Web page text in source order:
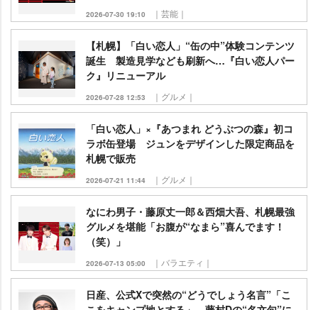
2026-07-30 19:10 ｜芸能｜
【札幌】「白い恋人」“缶の中”体験コンテンツ
誕生 製造見学なども刷新へ…『白い恋人パー
ク』リニューアル
2026-07-28 12:53 ｜グルメ｜
「白い恋人」×『あつまれ どうぶつの森』初コ
ラボ缶登場 ジュンをデザインした限定商品を
札幌で販売
2026-07-21 11:44 ｜グルメ｜
なにわ男子・藤原丈一郎＆西畑大吾、札幌最強
グルメを堪能「お腹が“なまら”喜んでます！
（笑）」
2026-07-13 05:00 ｜バラエティ｜
日産、公式Xで突然の“どうでしょう名言”「こ